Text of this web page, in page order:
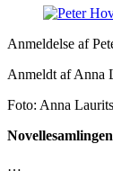
Anmeldelse af
Anmeldt af Anna
Foto: Anna
…